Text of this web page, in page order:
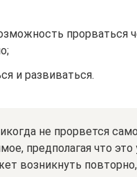
прорваться
и развиваться.
не прорвется
предполагая что
возникнуть